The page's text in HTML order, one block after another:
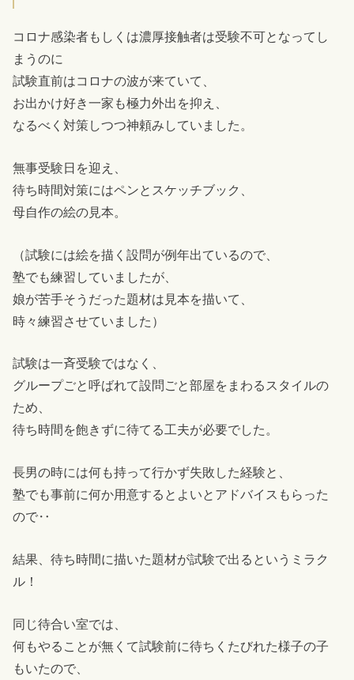
コロナ感染者もしくは濃厚接触者は受験不可となってし
まうのに
試験直前はコロナの波が来ていて、
お出かけ好き一家も極力外出を抑え、
なるべく対策しつつ神頼みしていました。
無事受験日を迎え、
待ち時間対策にはペンとスケッチブック、
母自作の絵の見本。
（試験には絵を描く設問が例年出ているので、
塾でも練習していましたが、
娘が苦手そうだった題材は見本を描いて、
時々練習させていました）
試験は一斉受験ではなく、
グループごと呼ばれて設問ごと部屋をまわるスタイルの
ため、
待ち時間を飽きずに待てる工夫が必要でした。
長男の時には何も持って行かず失敗した経験と、
塾でも事前に何か用意するとよいとアドバイスもらった
ので‥
結果、待ち時間に描いた題材が試験で出るというミラク
ル！
同じ待合い室では、
何もやることが無くて試験前に待ちくたびれた様子の子
もいたので、